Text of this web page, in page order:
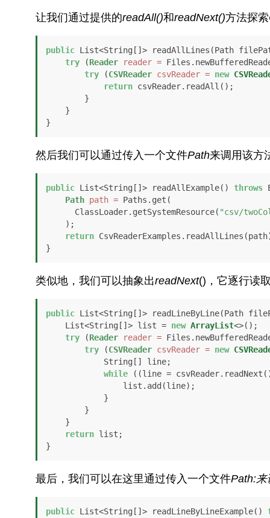
让我们通过提供的readAll()和readNext()方法探索
public List<String[]> readAllLines(Path
try (Reader reader =
try (CSVReader csvReader = new
return csvReader.readAll();
}
然后我们可以通过传入一个文件Path来调用该方
public List<String[]> readAllExample() throws
Path path = Paths.get(
      ClassLoader.getSystemResource(
"csv/
return
}
类似地，我们可以抽象出readNext()，它逐行读
public List<String[]> readLineByLine(Path
    List<String[]> list =
new ArrayList<>();
try (Reader reader =
try (CSVReader csvReader = new
while ((line =
return list;
}
最后，我们可以在这里通过传入一个文件Path:来
public List<String[]> readLineByLineExample()